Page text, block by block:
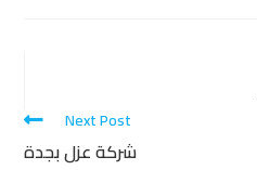
Next Post
شركة عزل بجدة